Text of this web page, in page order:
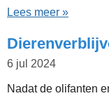
Lees meer »
6 jul 2024
Nadat de olifanten